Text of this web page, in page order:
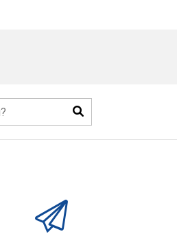
Zoeken